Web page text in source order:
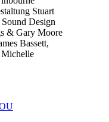
Stuart
Sound Design
& Gary Moore
Bassett,
Michelle